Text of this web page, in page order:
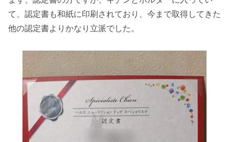
て、認定書も和紙に印刷されており、今まで取得してきた
他の認定書よりかなり立派でした。